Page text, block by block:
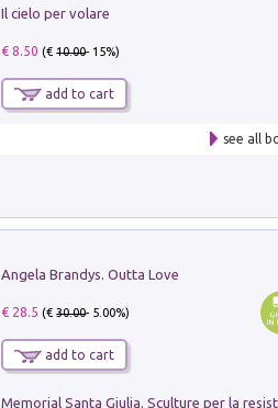
Il cielo per volare
€ 8.50 (€10.00- 15%)
add to cart
see all
Angela Brandys. Outta Love
€ 28.5 (€30.00- 5.00%)
add to cart